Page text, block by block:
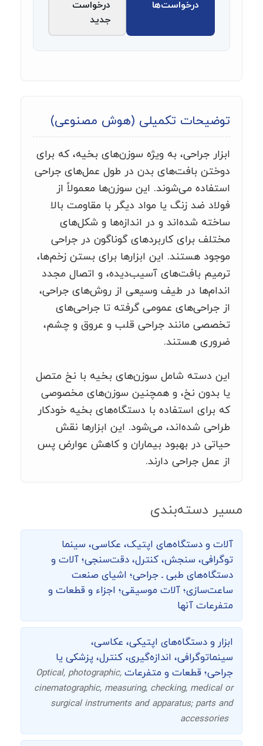
درخواست‌ها
درخواست
جدید
توضیحات تکمیلی (هوش مصنوعی)
ابزار جراحی، به ویژه سوزن‌های بخیه، که برای
دوختن بافت‌های بدن در طول عمل‌های جراحی
استفاده می‌شوند. این سوزن‌ها معمولاً از
فولاد ضد زنگ یا مواد دیگر با مقاومت بالا
ساخته شده‌اند و در اندازه‌ها و شکل‌های
مختلف برای کاربردهای گوناگون در جراحی
موجود هستند. این ابزارها برای بستن زخم‌ها،
ترمیم بافت‌های آسیب‌دیده، و اتصال مجدد
اندام‌ها در طیف وسیعی از روش‌های جراحی،
از جراحی‌های عمومی گرفته تا جراحی‌های
تخصصی مانند جراحی قلب و عروق و چشم،
ضروری هستند.
این دسته شامل سوزن‌های بخیه با نخ متصل
یا بدون نخ، و همچنین سوزن‌های مخصوصی
که برای استفاده با دستگاه‌های بخیه خودکار
طراحی شده‌اند، می‌شود. این ابزارها نقش
حیاتی در بهبود بیماران و کاهش عوارض پس
از عمل جراحی دارند.
مسیر دسته‌بندی
آلات و دستگاه‌های اپتیک، عکاسی، سینما
توگرافی،‌ سنجش، کنترل، دقت‌سنجی؛ آلات و
دستگاه‌های طبی ـ جراحی؛ اشیای صنعت
ساعت‌سازی؛ آلات موسیقی؛ اجزاء و قطعات و
متفرعات آنها
ابزار و دستگاه‌های اپتیکی، عکاسی،
سینماتوگرافی، اندازه‌گیری، کنترل، پزشکی یا
جراحی؛ قطعات و متفرعات Optical, photographic,
cinematographic, measuring, checking, medical or
surgical instruments and apparatus; parts and
accessories